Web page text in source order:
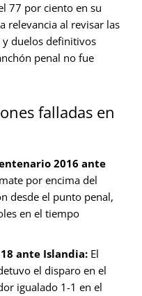
77 por ciento en su
relevancia al revisar las
duelos definitivos
penal no fue
falladas en
2016 ante
por encima del
desde el punto penal,
en el tiempo
ante Islandia: El
el disparo en el
igualado 1-1 en el